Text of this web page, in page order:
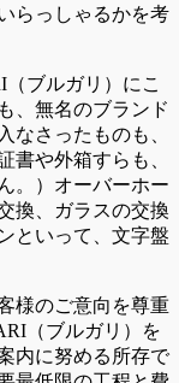
らっしゃるかを考
ブルガリ）にこ
、無名のブランド
なさったものも、
書や外箱すらも、
。）オーバーホー
換、ガラスの交換
といって、文字盤
様のご意向を尊重
（ブルガリ）を
内に努める所存で